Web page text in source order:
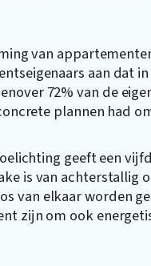
van
aan dat
72% van de
plannen had
geeft een
is van achterstallig
van elkaar worden
zijn om ook